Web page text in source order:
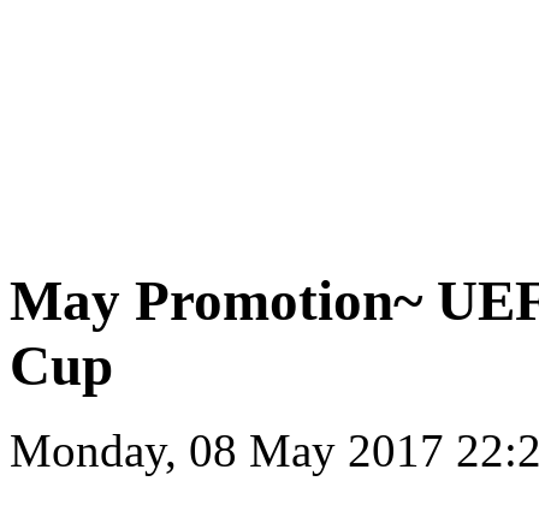
May Promotion~
Cup
Monday, 08 May 2017